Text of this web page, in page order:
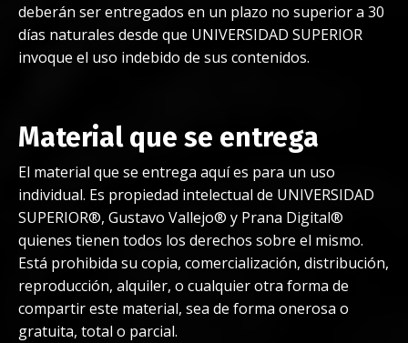
deberán ser entregados en un plazo no superior a 30
días naturales desde que UNIVERSIDAD SUPERIOR
invoque el uso indebido de sus contenidos.
Material que se entrega
El material que se entrega aquí es para un uso
individual. Es propiedad intelectual de UNIVERSIDAD
SUPERIOR®, Gustavo Vallejo® y Prana Digital®
quienes tienen todos los derechos sobre el mismo.
Está prohibida su copia, comercialización, distribución,
reproducción, alquiler, o cualquier otra forma de
compartir este material, sea de forma onerosa o
gratuita, total o parcial.